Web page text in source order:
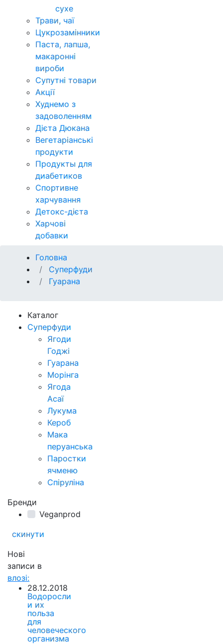
сухе
Трави, чаї
Цукрозамінники
Паста, лапша,
макаронні
вироби
Супутні товари
Акції
Худнемо з
задоволенням
Дієта Дюкана
Вегетаріанські
продукти
Продукты для
диабетиков
Спортивне
харчування
Детокс-дієта
Харчові
добавки
Головна
Суперфуди
Гуарана
Каталог
Суперфуди
Ягоди
Годжі
Гуарана
Морінга
Ягода
Асаї
Лукума
Кероб
Мака
перуанська
Паростки
ячменю
Спіруліна
Бренди
Veganprod
скинути
Нові
записи в
влозі:
28.12.2018
Водоросли
и их
польза
для
человеческого
организма